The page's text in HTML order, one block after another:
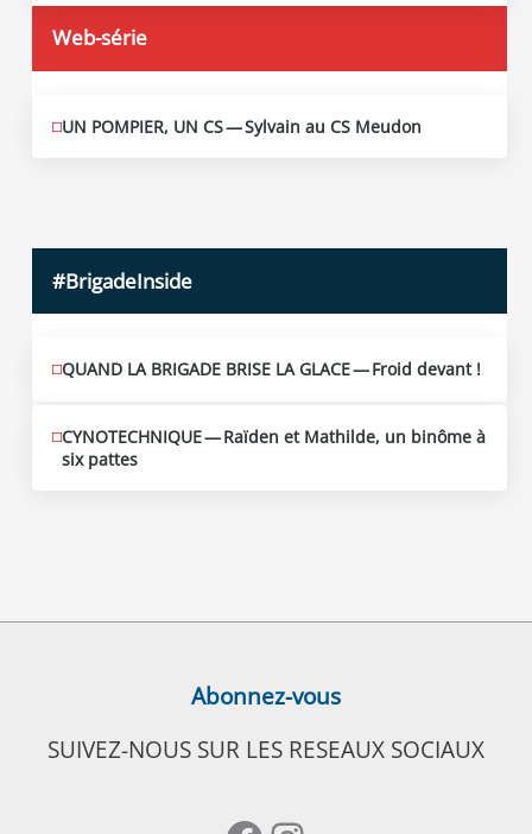
Web-série
MAI
10
UN POMPIER, UN CS — Sylvain au CS Meudon
#BrigadeInside
QUAND LA BRIGADE BRISE LA GLACE — Froid devant !
CYNOTECHNIQUE — Raïden et Mathilde, un binôme à
six pattes
Abonnez-vous
SUIVEZ-NOUS SUR LES RESEAUX SOCIAUX